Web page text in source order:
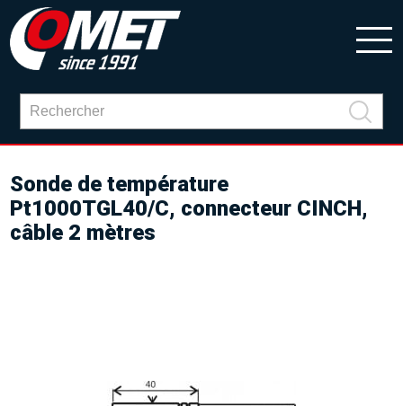
Sonde de température
Pt1000TGL40/C, connecteur CINCH,
câble 2 mètres